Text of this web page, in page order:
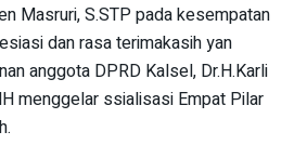
Masruri, S.STP pada kesempatan
dan rasa terimakasih yan
anggota DPRD Kalsel, Dr.H.Karli
menggelar ssialisasi Empat Pilar